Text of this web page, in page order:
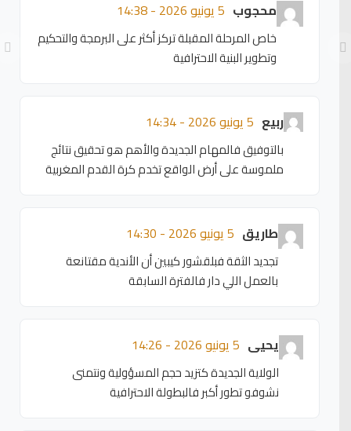
محجوب 5 يونيو 2026 - 14:38
خاص المرحلة المقبلة تركز أكثر على البرمجة والتحكيم
وتطوير البنية الاحترافية
ربيع 5 يونيو 2026 - 14:34
بالتوفيق فالمهام الجديدة والأهم هو تحقيق نتائج
ملموسة على أرض الواقع تخدم كرة القدم المغربية
طاريق 5 يونيو 2026 - 14:30
تجديد الثقة فبلقشور كيبين أن الأندية مقتانعة
بالعمل اللي دار فالفترة السابقة
يحيى 5 يونيو 2026 - 14:26
الولاية الجديدة كتزيد حجم المسؤولية ونتمنى
نشوفو تطور أكبر فالبطولة الاحترافية